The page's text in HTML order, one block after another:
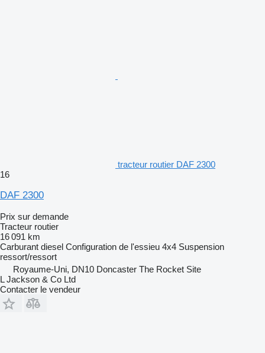
tracteur routier DAF 2300
16
DAF 2300
Prix sur demande
Tracteur routier
16 091 km
Carburant diesel Configuration de l'essieu 4x4 Suspension
ressort/ressort
Royaume-Uni, DN10 Doncaster The Rocket Site
L Jackson & Co Ltd
Contacter le vendeur